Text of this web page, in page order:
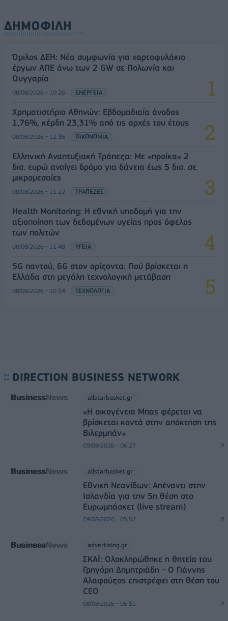
ΔΗΜΟΦΙΛΗ
Όμιλος ΔΕΗ: Νέα συμφωνία για χαρτοφυλάκιο
έργων ΑΠΕ άνω των 2 GW σε Πολωνία και
Ουγγαρία
08/08/2026 - 10:26 ΕΝΕΡΓΕΙΑ
Χρηματιστήριο Αθηνών: Εβδομαδιαία άνοδος
1,76%, κέρδη 23,31% από τις αρχές του έτους
08/08/2026 - 12:36 ΟΙΚΟΝΟΜΙΑ
Ελληνική Αναπτυξιακή Τράπεζα: Με «προίκα» 2
δισ. ευρώ ανοίγει δρόμο για δάνεια έως 5 δισ. σε
μικρομεσαίες
08/08/2026 - 11:22 ΤΡΑΠΕΖΕΣ
Health Monitoring: Η εθνική υποδομή για την
αξιοποίηση των δεδομένων υγείας προς όφελος
των πολιτών
08/08/2026 - 11:48 ΥΓΕΙΑ
5G παντού, 6G στον ορίζοντα: Πού βρίσκεται η
Ελλάδα στη μεγάλη τεχνολογική μετάβαση
08/08/2026 - 10:54 ΤΕΧΝΟΛΟΓΙΑ
DIRECTION BUSINESS NETWORK
allstarbasket.gr
«Η οικογένεια Μπας φέρεται να
βρίσκεται κοντά στην απόκτηση της
Βιλερμπάν»
09/08/2026 - 06:27
allstarbasket.gr
Εθνική Νεανίδων: Απέναντι στην
Ισλανδία για την 5η θέση στο
Ευρωμπάσκετ (live stream)
09/08/2026 - 05:57
advertising.gr
ΣΚΑΪ: Ολοκληρώθηκε η θητεία του
Γρηγόρη Δημητριάδη - Ο Γιάννης
Αλαφούζος επιστρέφει στη θέση του
CEO
08/08/2026 - 06:51